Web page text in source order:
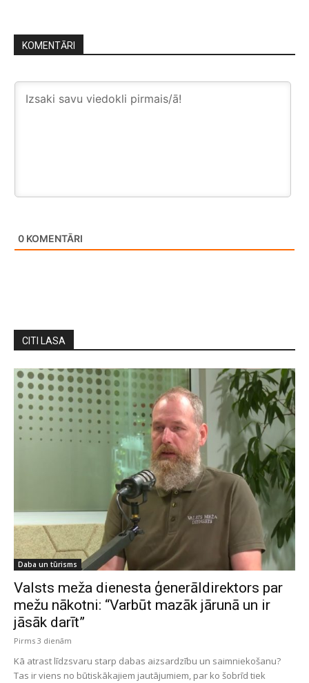
KOMENTĀRI
0 KOMENTĀRI
CITI LASA
Daba un tūrisms
Valsts meža dienesta ģenerāldirektors par
mežu nākotni: “Varbūt mazāk jārunā un ir
jāsāk darīt”
Pirms 3 dienām
Kā atrast līdzsvaru starp dabas aizsardzību un saimniekošanu?
Tas ir viens no būtiskākajiem jautājumiem, par ko šobrīd tiek